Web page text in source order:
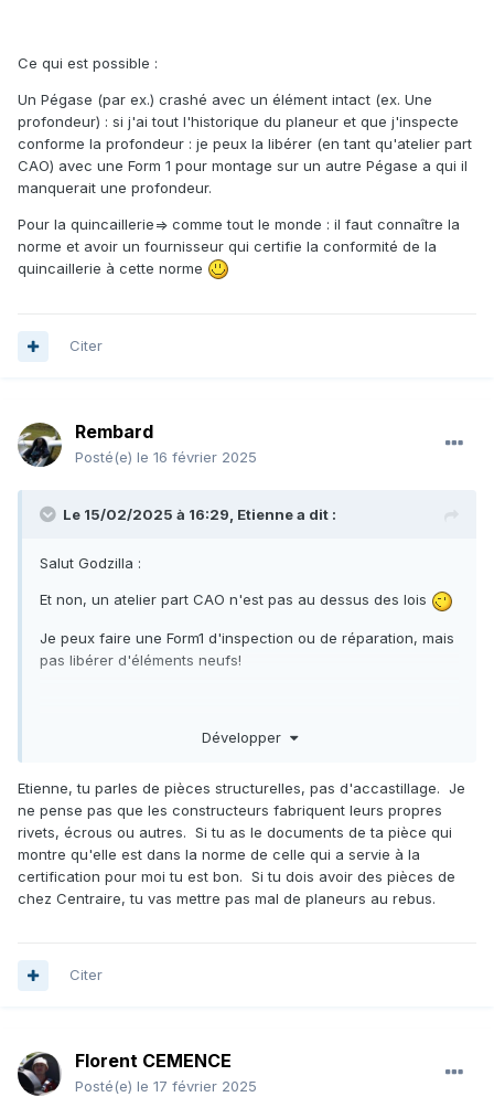
Ce qui est possible :
Un Pégase (par ex.) crashé avec un élément intact (ex. Une
profondeur) : si j'ai tout l'historique du planeur et que j'inspecte
conforme la profondeur : je peux la libérer (en tant qu'atelier part
CAO) avec une Form 1 pour montage sur un autre Pégase a qui il
manquerait une profondeur.
Pour la quincaillerie=> comme tout le monde : il faut connaître la
norme et avoir un fournisseur qui certifie la conformité de la
quincaillerie à cette norme
Citer
Rembard
Posté(e) le 16 février 2025
Le 15/02/2025 à 16:29, Etiennea dit :
Salut Godzilla :
Et non, un atelier part CAO n'est pas au dessus des lois
Je peux faire une Form1 d'inspection ou de réparation, mais
pas libérer d'éléments neufs!
profondeur) : si j'ai tout l'historique du planeur et que
j'inspecte conforme la profondeur : je peux la libérer (en
tant qu'atelier part CAO) avec une Form 1 pour montage sur
un autre Pégase a qui il manquerait une profondeur.
Pour la quincaillerie=> comme tout le monde : il faut
Développer
Etienne, tu parles de pièces structurelles, pas d'accastillage. Je
ne pense pas que les constructeurs fabriquent leurs propres
rivets, écrous ou autres. Si tu as le documents de ta pièce qui
montre qu'elle est dans la norme de celle qui a servie à la
certification pour moi tu est bon. Si tu dois avoir des pièces de
chez Centraire, tu vas mettre pas mal de planeurs au rebus.
Citer
Florent CEMENCE
Posté(e) le 17 février 2025